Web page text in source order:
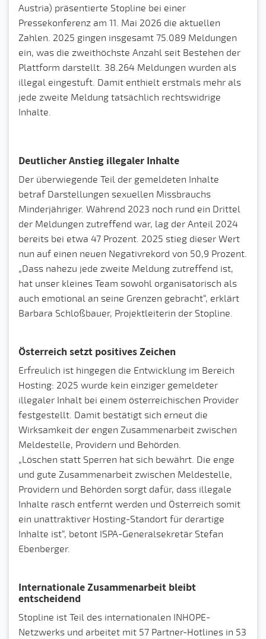
Austria) präsentierte Stopline bei einer
Pressekonferenz am 11. Mai 2026 die aktuellen
Zahlen. 2025 gingen insgesamt 75.089 Meldungen
ein, was die zweithöchste Anzahl seit Bestehen der
Plattform darstellt. 38.264 Meldungen wurden als
illegal eingestuft. Damit enthielt erstmals mehr als
jede zweite Meldung tatsächlich rechtswidrige
Inhalte.
Deutlicher Anstieg illegaler Inhalte
Der überwiegende Teil der gemeldeten Inhalte
betraf Darstellungen sexuellen Missbrauchs
Minderjähriger. Während 2023 noch rund ein Drittel
der Meldungen zutreffend war, lag der Anteil 2024
bereits bei etwa 47 Prozent. 2025 stieg dieser Wert
nun auf einen neuen Negativrekord von 50,9 Prozent.
„Dass nahezu jede zweite Meldung zutreffend ist,
hat unser kleines Team sowohl organisatorisch als
auch emotional an seine Grenzen gebracht“, erklärt
Barbara Schloßbauer, Projektleiterin der Stopline.
Österreich setzt positives Zeichen
Erfreulich ist hingegen die Entwicklung im Bereich
Hosting: 2025 wurde kein einziger gemeldeter
illegaler Inhalt bei einem österreichischen Provider
festgestellt. Damit bestätigt sich erneut die
Wirksamkeit der engen Zusammenarbeit zwischen
Meldestelle, Providern und Behörden.
„Löschen statt Sperren hat sich bewährt. Die enge
und gute Zusammenarbeit zwischen Meldestelle,
Providern und Behörden sorgt dafür, dass illegale
Inhalte rasch entfernt werden und Österreich somit
ein unattraktiver Hosting-Standort für derartige
Inhalte ist“, betont ISPA-Generalsekretär Stefan
Ebenberger.
Internationale Zusammenarbeit bleibt
entscheidend
Stopline ist Teil des internationalen INHOPE-
Netzwerks und arbeitet mit 57 Partner-Hotlines in 53